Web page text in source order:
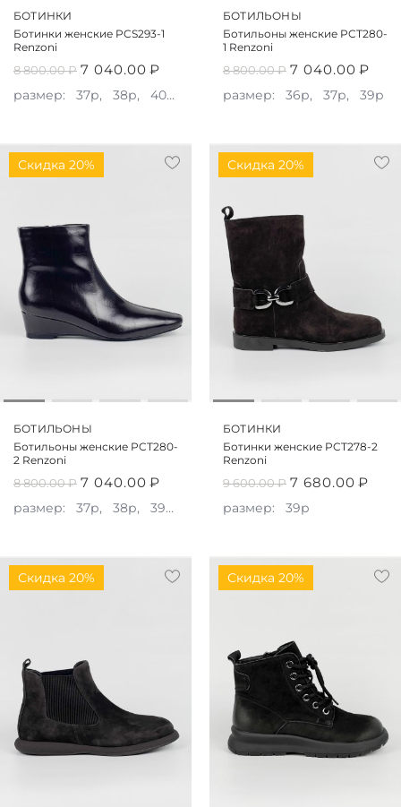
БОТИНКИ
Ботинки женские PCS293-1
Renzoni
8 800.00₽ 7 040.00 ₽
размер: 37р, 38р, 40р,
БОТИЛЬОНЫ
Ботильоны женские PCT280-
1 Renzoni
8 800.00₽ 7 040.00 ₽
размер: 36р, 37р, 39р
Скидка 20%
БОТИЛЬОНЫ
Ботильоны женские PCT280-
2 Renzoni
8 800.00₽ 7 040.00 ₽
размер: 37р, 38р, 39р,
Скидка 20%
БОТИНКИ
Ботинки женские PCT278-2
Renzoni
9 600.00₽ 7 680.00 ₽
размер: 39р
Скидка 20% Скидка 20%